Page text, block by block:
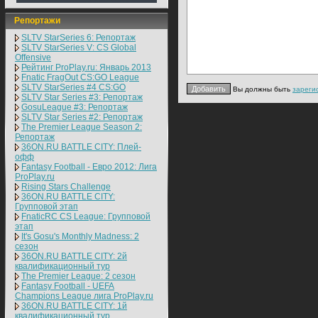
Репортажи
SLTV StarSeries 6: Репортаж
SLTV StarSeries V: CS Global
Offensive
Рейтинг ProPlay.ru: Январь 2013
Fnatic FragOut CS:GO League
SLTV StarSeries #4 CS:GO
SLTV Star Series #3: Репортаж
GosuLeague #3: Репортаж
SLTV Star Series #2: Репортаж
The Premier League Season 2:
Репортаж
36ON.RU BATTLE CITY: Плей-
офф
Fantasy Football - Евро 2012: Лига
ProPlay.ru
Rising Stars Challenge
36ON.RU BATTLE CITY:
Групповой этап
FnaticRC CS League: Групповой
этап
It's Gosu's Monthly Madness: 2
сезон
36ON.RU BATTLE CITY: 2й
квалификационный тур
The Premier League: 2 cезон
Fantasy Football - UEFA
Champions League лига ProPlay.ru
36ON.RU BATTLE CITY: 1й
квалификационный тур
Вы должны быть